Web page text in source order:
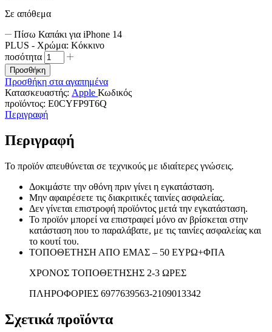
Σε απόθεμα
Πίσω Καπάκι για iPhone 14
PLUS - Χρώμα: Κόκκινο
ποσότητα
Προσθήκη
Προσθήκη στα αγαπημένα
Κατασκευαστής: Apple Κωδικός
προϊόντος: E0CYFP9T6Q
Περιγραφή
Περιγραφή
Το προϊόν απευθύνεται σε τεχνικούς με ιδιαίτερες γνώσεις.
Δοκιμάστε την οθόνη πριν γίνει η εγκατάσταση.
Μην αφαιρέσετε τις διακριτικές ταινίες ασφαλείας.
Δεν γίνεται επιστροφή προϊόντος μετά την εγκατάσταση.
Το προϊόν μπορεί να επιστραφεί μόνο αν βρίσκεται στην
κατάσταση που το παραλάβατε, με τις ταινίες ασφαλείας και
το κουτί του.
ΤΟΠΟΘΕΤΗΣΗ ΑΠΟ ΕΜΑΣ – 50 ΕΥΡΩ+ΦΠΑ
ΧΡΟΝΟΣ ΤΟΠΟΘΕΤΗΣΗΣ 2-3 ΩΡΕΣ
ΠΛΗΡΟΦΟΡΙΕΣ 6977639563-2109013342
Σχετικά προϊόντα